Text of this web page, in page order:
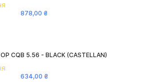
878,00 ₴
CQB 5.56 - BLACK (CASTELLAN)
634,00 ₴